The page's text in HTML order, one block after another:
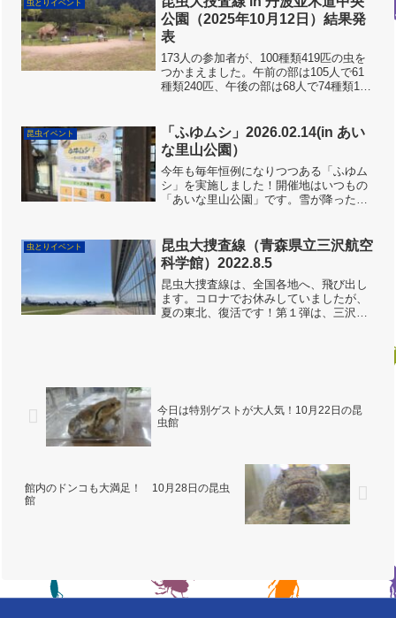
す。もうすぐ春ですね。...
虫とりイベント
公園（2025年10月12日）結果発
表
173人の参加者が、100種類419匹の虫を
つかまえました。午前の部は105人で61
種類240匹、午後の部は68人で74種類179
類数は午後の方が多かったです。興味深
い...
昆虫イベント
「ふゆムシ」2026.02.14(in あい
な里山公園）
今年も毎年恒例になりつつある「ふゆム
シ」を実施しました！開催地はいつもの
「あいな里山公園」です。雪が降ったり
行いが良かったのか「虫とり日和」の１
日になりました。さっそく虫...
虫とりイベント
昆虫大捜査線（青森県立三沢航空
科学館）2022.8.5
昆虫大捜査線は、全国各地へ、飛び出し
ます。コロナでお休みしていましたが、
夏の東北、復活です！第１弾は、三沢航
今日は特別ゲストが大人気！10月22日の昆
虫館
館内のドンコも大満足！ 10月28日の昆虫
館